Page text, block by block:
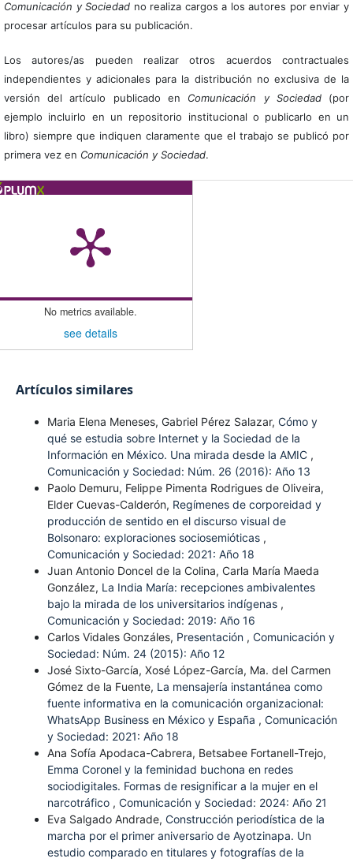
Comunicación y Sociedad no realiza cargos a los autores por enviar y
procesar artículos para su publicación.
Los autores/as pueden realizar otros acuerdos contractuales
independientes y adicionales para la distribución no exclusiva de la
versión del artículo publicado en Comunicación y Sociedad(por
ejemplo incluirlo en un repositorio institucional o publicarlo en un
libro) siempre que indiquen claramente que el trabajo se publicó por
primera vez en Comunicación y Sociedad.
No metrics available.
see details
Artículos similares
Maria Elena Meneses, Gabriel Pérez Salazar, Cómo y
qué se estudia sobre Internet y la Sociedad de la
Información en México. Una mirada desde la AMIC ,
Comunicación y Sociedad: Núm. 26 (2016): Año 13
Paolo Demuru, Felippe Pimenta Rodrigues de Oliveira,
Elder Cuevas-Calderón, Regímenes de corporeidad y
producción de sentido en el discurso visual de
Bolsonaro: exploraciones sociosemióticas ,
Comunicación y Sociedad: 2021: Año 18
Juan Antonio Doncel de la Colina, Carla María Maeda
González, La India María: recepciones ambivalentes
bajo la mirada de los universitarios indígenas ,
Comunicación y Sociedad: 2019: Año 16
Carlos Vidales Gonzáles, Presentación , Comunicación y
Sociedad: Núm. 24 (2015): Año 12
José Sixto-García, Xosé López-García, Ma. del Carmen
Gómez de la Fuente, La mensajería instantánea como
fuente informativa en la comunicación organizacional:
WhatsApp Business en México y España , Comunicación
y Sociedad: 2021: Año 18
Ana Sofía Apodaca-Cabrera, Betsabee Fortanell-Trejo,
Emma Coronel y la feminidad buchona en redes
sociodigitales. Formas de resignificar a la mujer en el
narcotráfico , Comunicación y Sociedad: 2024: Año 21
Eva Salgado Andrade, Construcción periodística de la
marcha por el primer aniversario de Ayotzinapa. Un
estudio comparado en titulares y fotografías de la